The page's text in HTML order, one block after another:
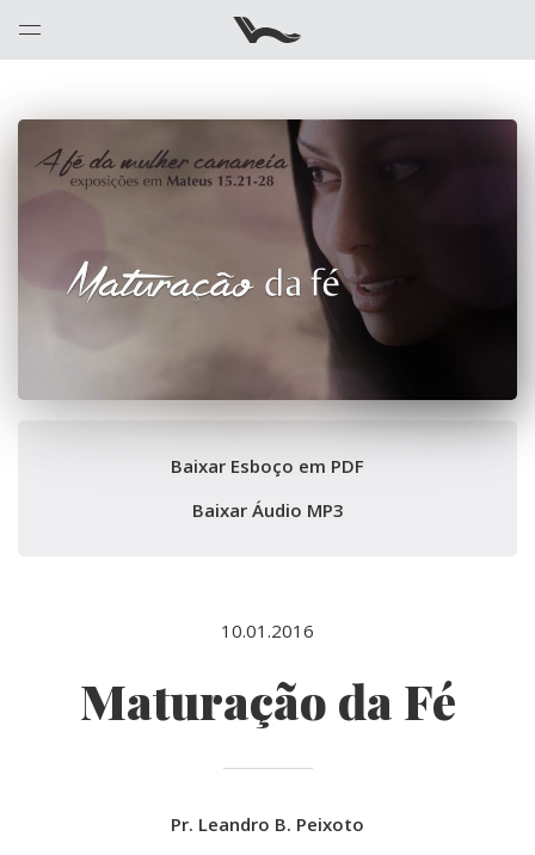
Baixar Esboço em PDF
Baixar Áudio MP3
10.01.2016
Maturação da Fé
Pr. Leandro B. Peixoto